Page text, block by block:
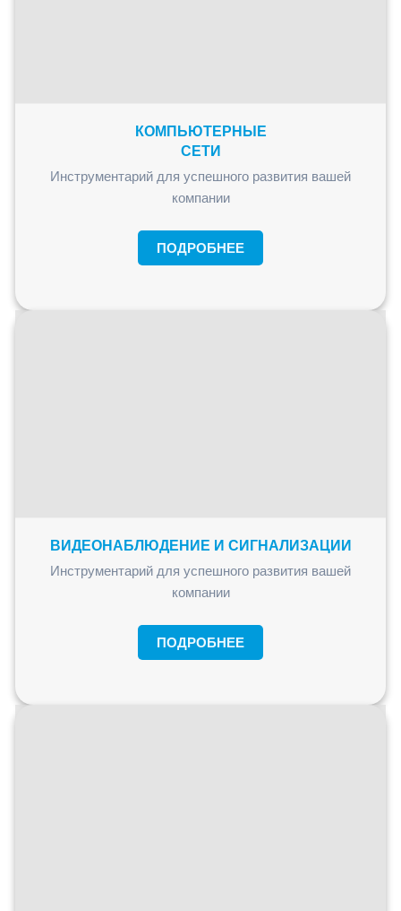
КОМПЬЮТЕРНЫЕ
СЕТИ
Инструментарий для успешного развития вашей
компании
ПОДРОБНЕЕ
ВИДЕОНАБЛЮДЕНИЕ И СИГНАЛИЗАЦИИ
Инструментарий для успешного развития вашей
компании
ПОДРОБНЕЕ